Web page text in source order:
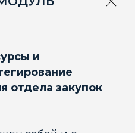
и
отдела закупок